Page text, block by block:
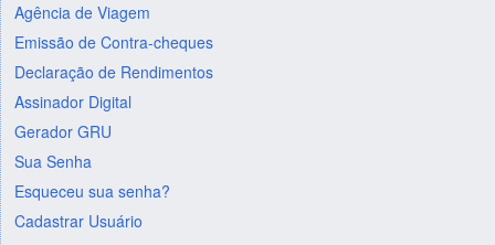
Agência de Viagem
Emissão de Contra-cheques
Declaração de Rendimentos
Assinador Digital
Gerador GRU
Sua Senha
Esqueceu sua senha?
Cadastrar Usuário